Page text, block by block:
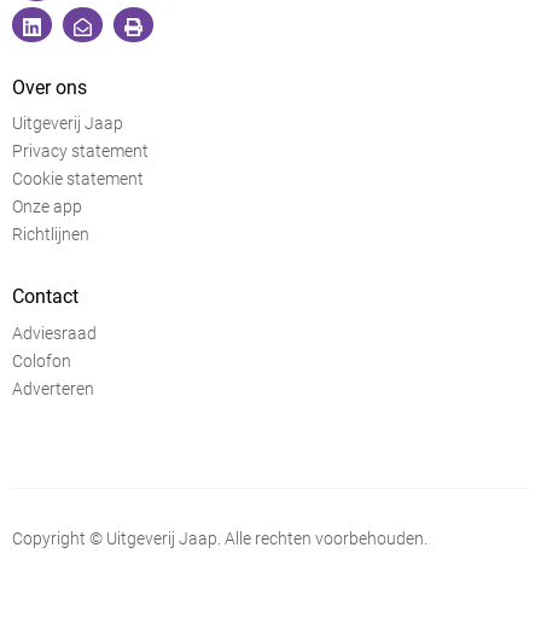
Over ons
Uitgeverij Jaap
Privacy statement
Cookie statement
Onze app
Richtlijnen
Contact
Adviesraad
Colofon
Adverteren
Copyright © Uitgeverij Jaap. Alle rechten voorbehouden.